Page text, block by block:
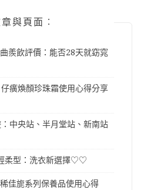
與頁面︰
飲評價：能否28天就窈窕
癀煥顏珍珠霜使用心得分享
中央站、半月堂站、新南站
柔型：洗衣新選擇♡♡
旎系列保養品使用心得